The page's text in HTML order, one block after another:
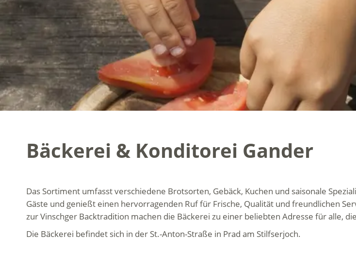
Bäckerei & Konditorei Gander
Das Sortiment umfasst verschiedene Brotsorten, Gebäck, Kuchen und saisonale
Gäste und genießt einen hervorragenden Ruf für Frische, Qualität und freundlichen
zur Vinschger Backtradition machen die Bäckerei zu einer beliebten Adresse für alle,
Die Bäckerei befindet sich in der St.-Anton-Straße in Prad am Stilfserjoch.